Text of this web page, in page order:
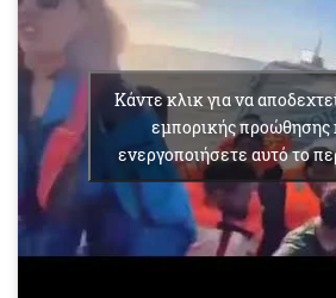
Κάντε κλικ για να
εμπορικής προώθησης
ενεργοποιήσετε αυτό το